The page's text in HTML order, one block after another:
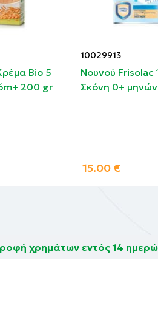
Bio 5
200 gr
10029913
Nουνού Frisolac
Σκόνη 0+
15.00 €
χρημάτων εντός 14